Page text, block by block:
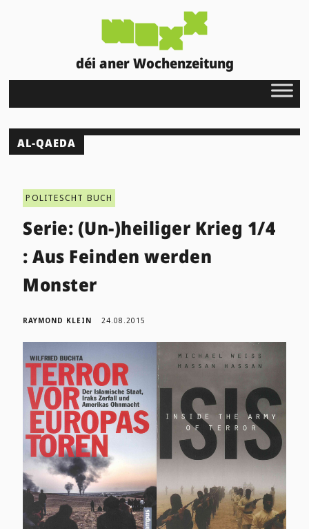
déi aner Wochenzeitung
AL-QAEDA
POLITESCHT BUCH
Serie: (Un-)heiliger Krieg 1/4
: Aus Feinden werden
Monster
RAYMOND KLEIN 24.08.2015